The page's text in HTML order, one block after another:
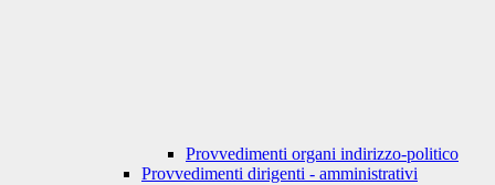
Provvedimenti organi indirizzo-politico
Provvedimenti dirigenti - amministrativi